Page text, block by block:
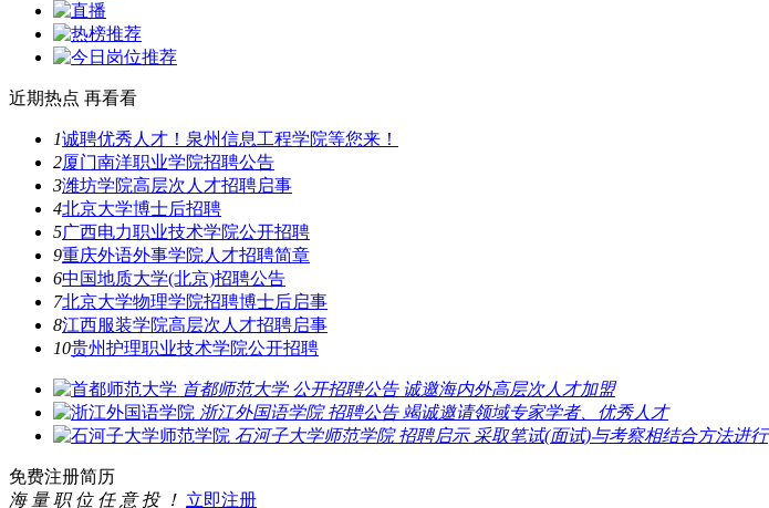
近期热点 再看看
1诚聘优秀人才！泉州信息工程学院等您来！
2厦门南洋职业学院招聘公告
3潍坊学院高层次人才招聘启事
4北京大学博士后招聘
5广西电力职业技术学院公开招聘
9重庆外语外事学院人才招聘简章
6中国地质大学(北京)招聘公告
7北京大学物理学院招聘博士后启事
8江西服装学院高层次人才招聘启事
10贵州护理职业技术学院公开招聘
首都师范大学 公开招聘公告 诚邀海内外高层次人才加盟
浙江外国语学院 招聘公告 竭诚邀请领域专家学者、优秀人才
石河子大学师范学院 招聘启示 采取笔试(面试)与考察相结合方法进行
免费注册简历
海 量 职 位 任 意 投 ！ 立即注册